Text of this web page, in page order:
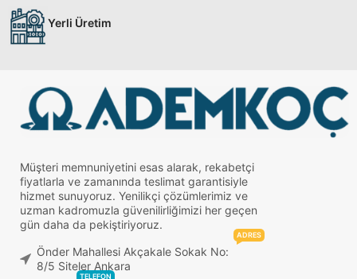
Yerli Üretim
Müşteri memnuniyetini esas alarak, rekabetçi
fiyatlarla ve zamanında teslimat garantisiyle
hizmet sunuyoruz. Yenilikçi çözümlerimiz ve
uzman kadromuzla güvenilirliğimizi her geçen
gün daha da pekiştiriyoruz.
Önder Mahallesi Akçakale Sokak No:
8/5 Siteler Ankara
ADRES
TELEFON